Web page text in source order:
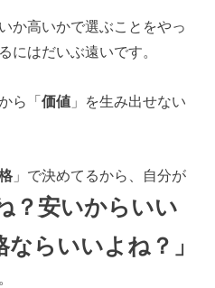
か高いかで選ぶことをやっ
にはだいぶ遠いです。
ら「価値 」を生み出せない
」で決めてるから、自分が
？安いからいい
らいいよね？」